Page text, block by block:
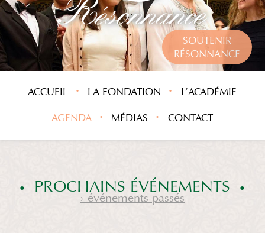
SOUTENIR
RÉSONNANCE
ACCUEIL LA FONDATION L’ACADÉMIE
AGENDA MÉDIAS CONTACT
PROCHAINS ÉVÉNEMENTS
› événements passés